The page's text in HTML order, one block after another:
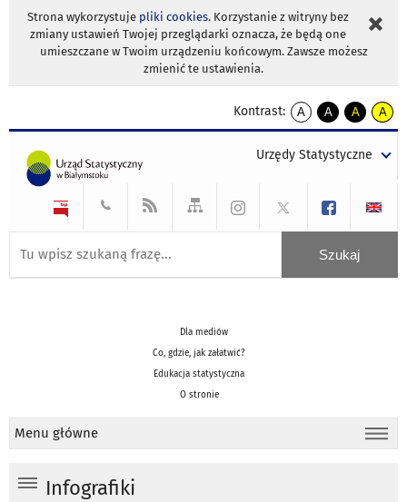
Strona wykorzystuje pliki cookies. Korzystanie z witryny bez
zmiany ustawień Twojej przeglądarki oznacza, że będą one
umieszczane w Twoim urządzeniu końcowym. Zawsze możesz
zmienić te ustawienia.
Kontrast:
A
kontrast
A
kontrast
tekst
czarnym
A
kontrast
tekst
czarnym
A
tekst
żółtym
Urzędy Statystyczne
Dla mediów
Co, gdzie, jak załatwić?
Edukacja statystyczna
O stronie
Menu główne
Infografiki